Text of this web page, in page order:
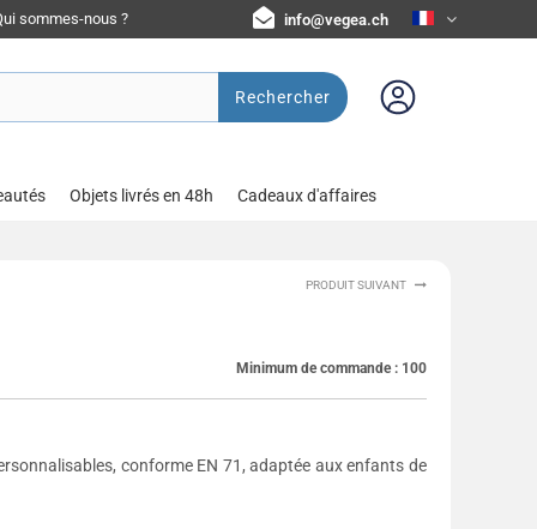
sommes-nous ? info@vegea.ch
Rechercher
Objets livrés en 48h Cadeaux d'affaires
PRODUIT SUIVANT
Minimum de commande : 100
conforme EN 71, adaptée aux enfants de